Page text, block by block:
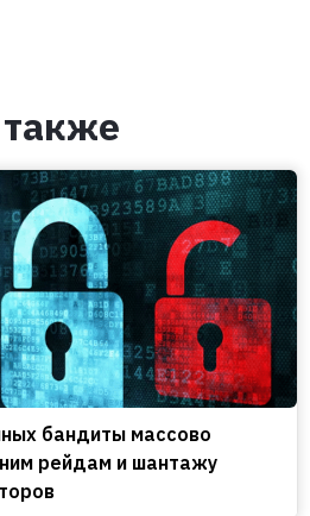
бандиты массово
рейдам и шантажу